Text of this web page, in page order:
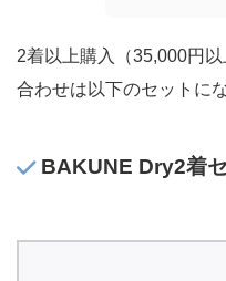
2着以上購入（35,000円
合わせは以下のセットに
BAKUNE Dry2着